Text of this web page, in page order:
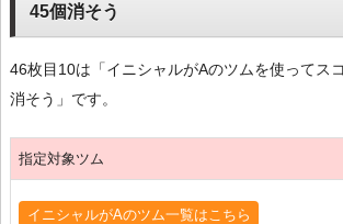
45個消そう
46枚目10は「イニシャルがAのツムを使ってス
消そう」です。
指定対象ツム
イニシャルがAのツム一覧はこちら